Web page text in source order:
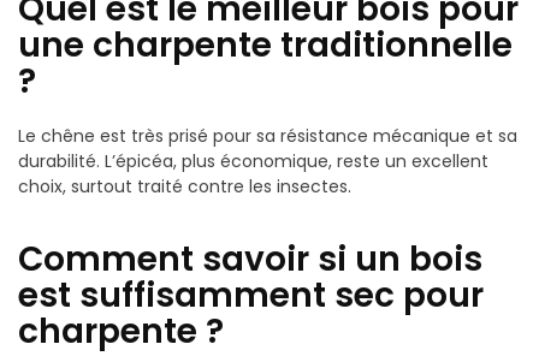
une charpente traditionnelle
?
Le chêne est très prisé pour sa résistance mécanique et sa
durabilité. L’épicéa, plus économique, reste un excellent
choix, surtout traité contre les insectes.
Comment savoir si un bois
est suffisamment sec pour
charpente ?